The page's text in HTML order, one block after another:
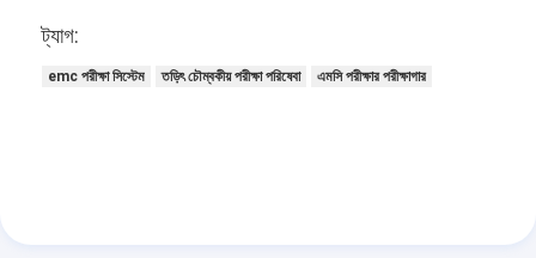
ট্যাগ:
emc পরীক্ষা সিস্টেম তড়িৎ চৌম্বকীয় পরীক্ষা পরিষেবা এমসি পরীক্ষার পরীক্ষাগার